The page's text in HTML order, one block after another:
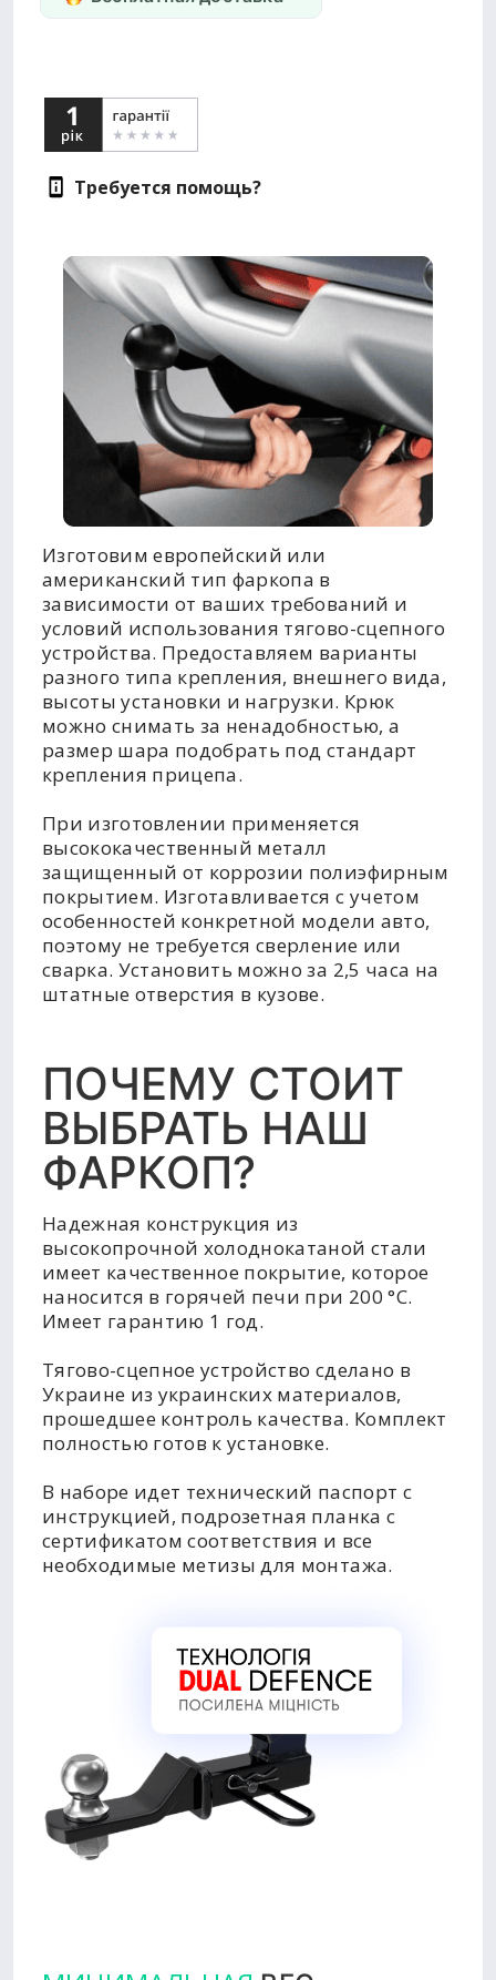
Требуется помощь?
Изготовим европейский или
американский тип фаркопа в
зависимости от ваших требований и
условий использования тягово-сцепного
устройства. Предоставляем варианты
разного типа крепления, внешнего вида,
высоты установки и нагрузки. Крюк
можно снимать за ненадобностью, а
размер шара подобрать под стандарт
крепления прицепа.
При изготовлении применяется
высококачественный металл
защищенный от коррозии полиэфирным
покрытием. Изготавливается с учетом
особенностей конкретной модели авто,
поэтому не требуется сверление или
сварка. Установить можно за 2,5 часа на
штатные отверстия в кузове.
ПОЧЕМУ СТОИТ
ВЫБРАТЬ НАШ
ФАРКОП?
Надежная конструкция из
высокопрочной холоднокатаной стали
имеет качественное покрытие, которое
наносится в горячей печи при 200 °C.
Имеет гарантию 1 год.
Тягово-сцепное устройство сделано в
Украине из украинских материалов,
прошедшее контроль качества. Комплект
полностью готов к установке.
В наборе идет технический паспорт с
инструкцией, подрозетная планка с
сертификатом соответствия и все
необходимые метизы для монтажа.